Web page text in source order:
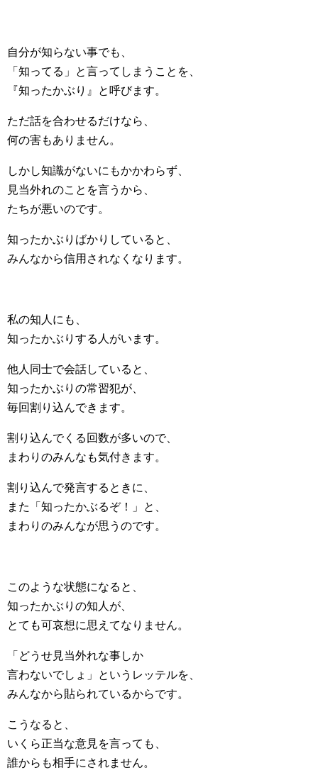
自分が知らない事でも、
「知ってる」と言ってしまうことを、
『知ったかぶり』と呼びます。
ただ話を合わせるだけなら、
何の害もありません。
しかし知識がないにもかかわらず、
見当外れのことを言うから、
たちが悪いのです。
知ったかぶりばかりしていると、
みんなから信用されなくなります。
私の知人にも、
知ったかぶりする人がいます。
他人同士で会話していると、
知ったかぶりの常習犯が、
毎回割り込んできます。
割り込んでくる回数が多いので、
まわりのみんなも気付きます。
割り込んで発言するときに、
また「知ったかぶるぞ！」と、
まわりのみんなが思うのです。
このような状態になると、
知ったかぶりの知人が、
とても可哀想に思えてなりません。
「どうせ見当外れな事しか
言わないでしょ」というレッテルを、
みんなから貼られているからです。
こうなると、
いくら正当な意見を言っても、
誰からも相手にされません。